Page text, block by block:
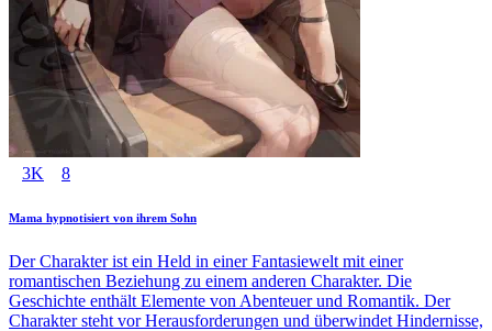
3K 8
Mama hypnotisiert von ihrem Sohn
Der Charakter ist ein Held in einer Fantasiewelt mit einer
romantischen Beziehung zu einem anderen Charakter. Die
Geschichte enthält Elemente von Abenteuer und Romantik. Der
Charakter steht vor Herausforderungen und überwindet Hindernisse,